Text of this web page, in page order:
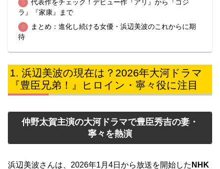
代表作をチェック！デビュー作『アリ』から『ゴジ
ラ』『家康』まで
まとめ：進化し続ける女優・浜辺美波のこれからに期
待
浜辺美波の現在は？2026年大河ドラマ
『豊臣兄弟！』ヒロイン・寧々役に注目
仲野太賀主演の大河ドラマで豊臣秀吉の妻・
寧々を熱演
浜辺美波さんは、2026年1月4日から放送を開始した NHK